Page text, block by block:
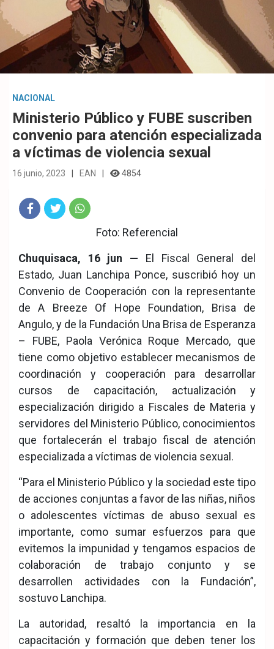
NACIONAL
Ministerio Público y FUBE suscriben
convenio para atención especializada
a víctimas de violencia sexual
16 junio, 2023 EAN 4854
eb
ook
ter
pp
Foto: Referencial
Chuquisaca, 16 jun — El Fiscal General del
Estado, Juan Lanchipa Ponce, suscribió hoy un
Convenio de Cooperación con la representante
de A Breeze Of Hope Foundation, Brisa de
Angulo, y de la Fundación Una Brisa de Esperanza
– FUBE, Paola Verónica Roque Mercado, que
tiene como objetivo establecer mecanismos de
coordinación y cooperación para desarrollar
cursos de capacitación, actualización y
especialización dirigido a Fiscales de Materia y
servidores del Ministerio Público, conocimientos
que fortalecerán el trabajo fiscal de atención
especializada a víctimas de violencia sexual.
“Para el Ministerio Público y la sociedad este tipo
de acciones conjuntas a favor de las niñas, niños
o adolescentes víctimas de abuso sexual es
importante, como sumar esfuerzos para que
evitemos la impunidad y tengamos espacios de
colaboración de trabajo conjunto y se
desarrollen actividades con la Fundación”,
sostuvo Lanchipa.
La autoridad, resaltó la importancia en la
capacitación y formación que deben tener los